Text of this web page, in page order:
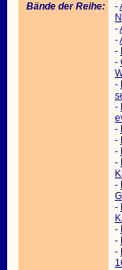
Bände der Reihe:
-
-
-
-
-
-
-
-
-
-
-
-
-
-
-
-